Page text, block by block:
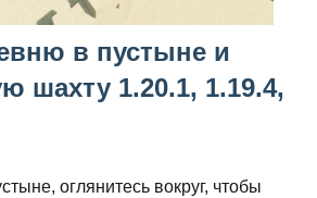
в пустыне и
шахту 1.20.1, 1.19.4,
оглянитесь вокруг, чтобы